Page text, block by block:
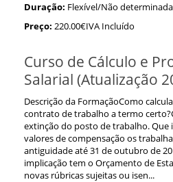
Duração: Flexível/Não determinada
Preço: 220.00€IVA Incluído
Curso de Cálculo e
Salarial (Atualização
Descrição da FormaçãoComo
contrato de trabalho a termo
extinção do posto de trabalho. Que
valores de compensação os
antiguidade até 31 de outubro de
implicação tem o Orçamento de
novas rúbricas sujeitas ou isen...